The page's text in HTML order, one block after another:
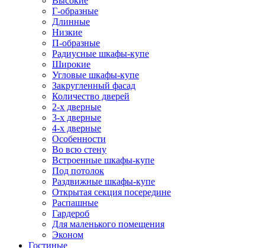
Г-образные
Длинные
Низкие
П-образные
Радиусные шкафы-купе
Широкие
Угловые шкафы-купе
Закругленный фасад
Количество дверей
2-х дверные
3-х дверные
4-х дверные
Особенности
Во всю стену
Встроенные шкафы-купе
Под потолок
Раздвижные шкафы-купе
Открытая секция посередине
Распашные
Гардероб
Для маленького помещения
Эконом
Гостиные